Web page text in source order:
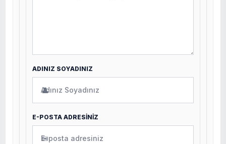
ADINIZ SOYADINIZ
👤
E-POSTA ADRESİNİZ
✉